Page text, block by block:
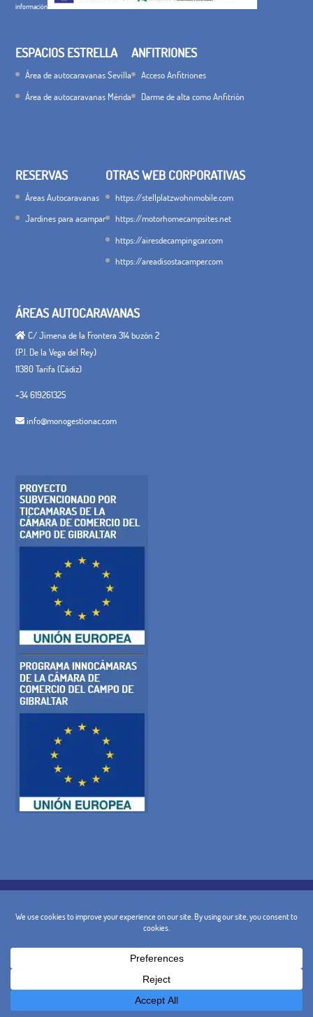
información
ESPACIOS ESTRELLA
Área de autocaravanas Sevilla
Área de autocaravanas Mérida
ANFITRIONES
Acceso Anfitriones
Darme de alta como Anfitrión
RESERVAS
Áreas Autocaravanas
Jardines para acampar
OTRAS WEB CORPORATIVAS
https://stellplatzwohnmobile.com
https://motorhomecampsites.net
https://airesdecampingcar.com
https://areadisostacamper.com
ÁREAS AUTOCARAVANAS
C/ Jimena de la Frontera 314 buzón 2
(P.I. De la Vega del Rey)
11380 Tarifa (Cádiz)
+34 619261325
info@monogestionac.com
AVISO LEGAL
CONDICIONES GENERALES
POLÍTICA DE CANCELACIÓN
@ 2024 - Diseño y Marketing: